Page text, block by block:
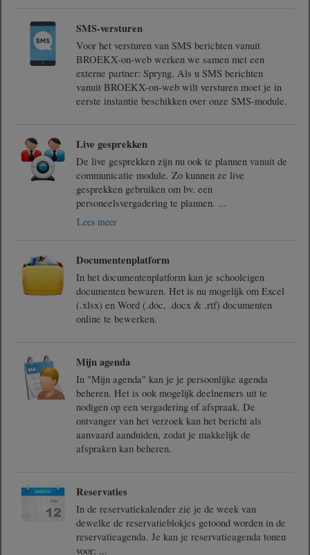
SMS-versturen
Voor het versturen van SMS berichten vanuit
BROEKX-on-web werken we samen met een
externe partner: Spryng. Als u SMS berichten
vanuit BROEKX-on-web wilt versturen moet je in
eerste instantie beschikken over onze SMS-module.
Live gesprekken
De live gesprekken zijn nu ook te plannen vanuit de
communicatie module. Zo kunnen ze live
gesprekken gebruiken om bv. een
personeelsvergadering te plannen. ...
Lees meer
Documentenplatform
In het documentenplatform kan je schooleigen
documenten bewaren. Het is nu mogelijk om Excel
(.xlsx) en Word (.doc, .docx & .rtf) documenten
online te bewerken.
Mijn agenda
In "Mijn agenda" kan je je persoonlijke agenda
beheren. Het is ook mogelijk deelnemers uit te
nodigen op een vergadering of afspraak. De
ontvanger van het verzoek kan het bericht als
aanvaard aanduiden, zodat je makkelijk de
afspraken kan beheren.
Reservaties
In de reservatiekalender zie je de week van
dewelke de reservatieblokjes getoond worden in de
reservatieagenda. Je kan je reservatieagenda tonen
voor: ...